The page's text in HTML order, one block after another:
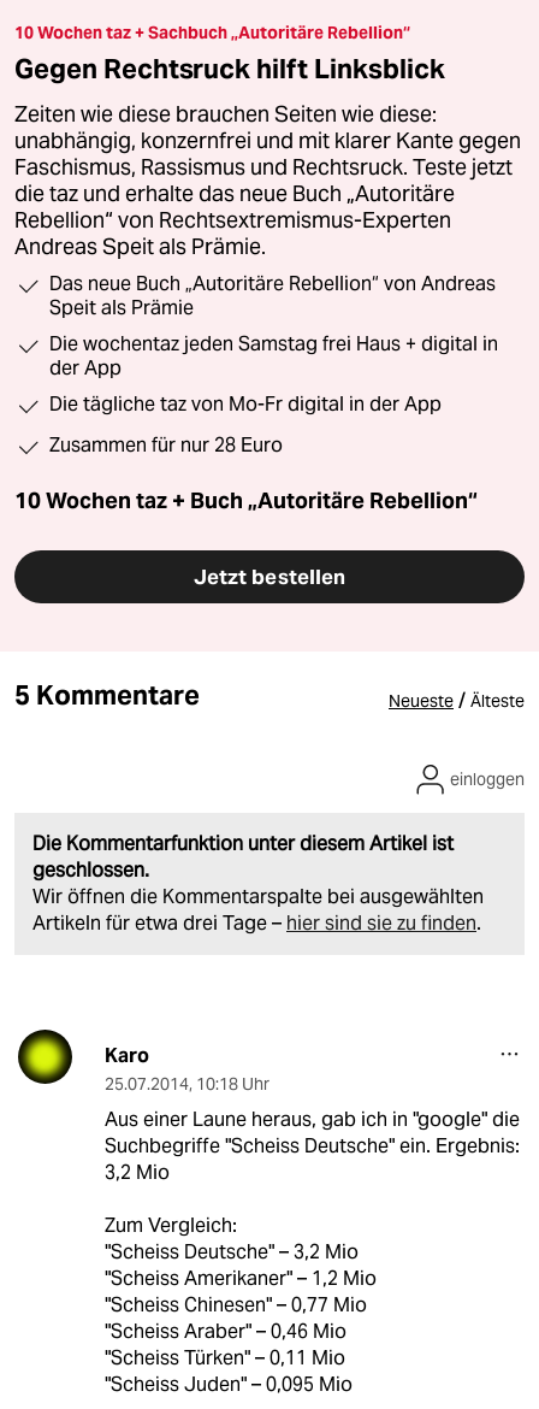
10 Wochen taz + Sachbuch „Autoritäre Rebellion“
Gegen Rechtsruck hilft Linksblick
Zeiten wie diese brauchen Seiten wie diese:
unabhängig, konzernfrei und mit klarer Kante gegen
Faschismus, Rassismus und Rechtsruck. Teste jetzt
die taz und erhalte das neue Buch „Autoritäre
Rebellion“ von Rechtsextremismus-Experten
Andreas Speit als Prämie.
Das neue Buch „Autoritäre Rebellion“ von Andreas
Speit als Prämie
Die wochentaz jeden Samstag frei Haus + digital in
der App
Die tägliche taz von Mo-Fr digital in der App
Zusammen für nur 28 Euro
10 Wochen taz + Buch „Autoritäre Rebellion“
Jetzt bestellen
5 Kommentare Neueste / Älteste
Die Kommentarfunktion unter diesem Artikel ist
geschlossen.
Wir öffnen die Kommentarspalte bei ausgewählten
Artikeln für etwa drei Tage – hier sind sie zu finden.
einloggen
Karo
25.07.2014, 10:18 Uhr
Aus einer Laune heraus, gab ich in "google" die
Suchbegriffe "Scheiss Deutsche" ein. Ergebnis:
3,2 Mio
Zum Vergleich:
"Scheiss Deutsche" – 3,2 Mio
"Scheiss Amerikaner" – 1,2 Mio
"Scheiss Chinesen" – 0,77 Mio
"Scheiss Araber" – 0,46 Mio
"Scheiss Türken" – 0,11 Mio
"Scheiss Juden" – 0,095 Mio